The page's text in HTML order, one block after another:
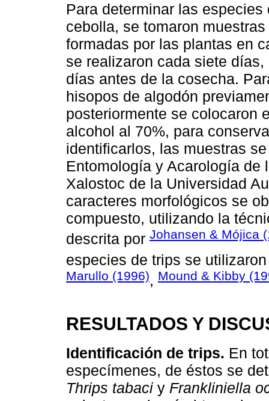
Para determinar las
cebolla, se tomaron
formadas por las plantas en
se realizaron cada siete
días antes de la cosecha.
hisopos de algodón
posteriormente se colocaron
alcohol al 70%, para
identificarlos, las muestras
Entomología y Acarología de
Xalostoc de la Universidad
caracteres morfológicos se
compuesto, utilizando la
descrita por Johansen & Mójica
especies de trips se
Marullo (1996), Mound & Kibby
RESULTADOS Y
Identificación de trips. En
especímenes, de éstos se
Thrips tabaci y Frankliniella